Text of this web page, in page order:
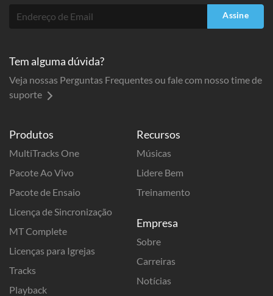
Produtos
MultiTracks One
Pacote Ao Vivo
Pacote de Ensaio
Licença de Sincronização
MT Complete
Licenças para Igrejas
Tracks
Playback
Recursos
Músicas
Lidere Bem
Treinamento
Empresa
Sobre
Carreiras
Notícias
Assine
Tem alguma dúvida?
Veja nossas Perguntas Frequentes ou fale com nosso time de
suporte